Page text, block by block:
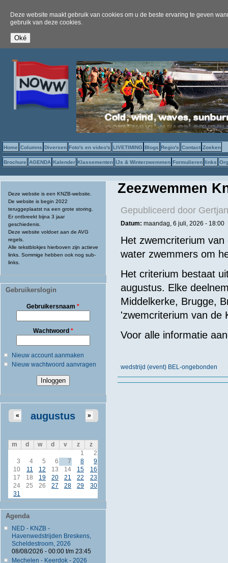
Deze website maakt gebruik van cookies om u de beste ervaring te geven
gebruik van deze cookies.
Home Columns Diversen Foto's en video's LIVETIMING Blogs Regio's Contact Zoeken
Brochure AGENDA Kalender Klassementen IJs & Winterzwemmen Formulieren links
Deze website is een KNZB-website.
De website is begin 2022
teruggeplaatst na een grote storing.
Er ontbreekt bijna 3 jaar
geschiedenis.
Deze website voldoet aan de AVG
regels.
Alle tekstblokjes hierboven zijn actieve
links. Sommige hebben ook nog sub-
links.
Gebruikerslogin
Gebruikersnaam*
Wachtwoord *
Nieuw account aanmaken
Nieuw wachtwoord aanvragen
augustus
« »
m d w d v z
z
1
2
3
4 5 6 7 8
9
10
11 12 13 14 15
16
17
18 19 20 21 22
23
24
25 26 27 28 29
30
31
Agenda
NED - KNZB -
Havenwedstrijden Breskens,
Scheldestroom, 2026
08/08/2026 - 00:00t/m 23:45
Mechelen - Keerdok - 2026
Zeezwemmen
Gepubliceerd door
Datum: maandag, 6 juli, 2026 - 18:00
Het zwemcriterium
water zwemmers om
Het criterium bestaat
augustus. Elke
Middelkerke, Brugge,
'zwemcriterium van de
Voor alle informatie
wedstrijd (event) BEL-ongebonden